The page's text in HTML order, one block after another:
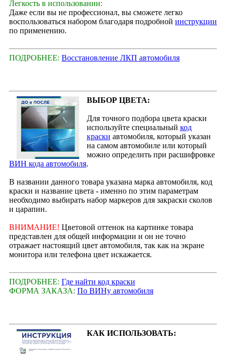
Легкость в использовании:
Даже если вы не профессионал, вы сможете легко
воспользоваться набором благодаря подробной инструкции
по применению.
ПОДРОБНЕЕ: Восстановление ЛКП автомобиля
ВЫБОР ЦВЕТА:
Для точного подбора цвета краски
используйте специальный код
краски автомобиля, который указан
на самом автомобиле или который
можно определить при расшифровке
ВИН кода автомобиля.
В названии данного товара указана марка автомобиля, код
краски и название цвета - именно по этим параметрам
необходимо выбирать набор маркеров для закраски сколов
и царапин.
ВНИМАНИЕ! Цветовой оттенок на картинке товара
представлен для общей информации и он не точно
отражает настоящий цвет автомобиля, так как на экране
монитора или телефона цвет искажается.
ПОДРОБНЕЕ: Где найти код краски
ФОРМА ЗАКАЗА: По ВИНу автомобиля
КАК ИСПОЛЬЗОВАТЬ: